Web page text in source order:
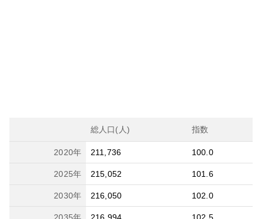
総人口(人) 指数
2020年 211,736 100.0
2025年 215,052 101.6
2030年 216,050 102.0